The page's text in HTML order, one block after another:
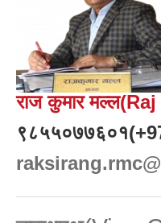
राज कुमार